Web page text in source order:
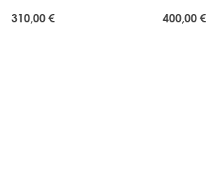
MELROSE
310,00 €
MELROSE
400,00 €